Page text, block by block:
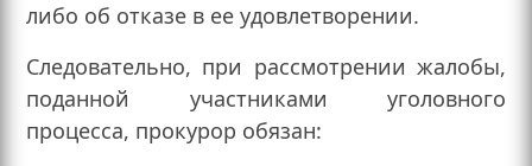
либо об отказе в ее удовлетворении.
Следовательно, при рассмотрении жалобы,
поданной участниками уголовного
процесса, прокурор обязан: